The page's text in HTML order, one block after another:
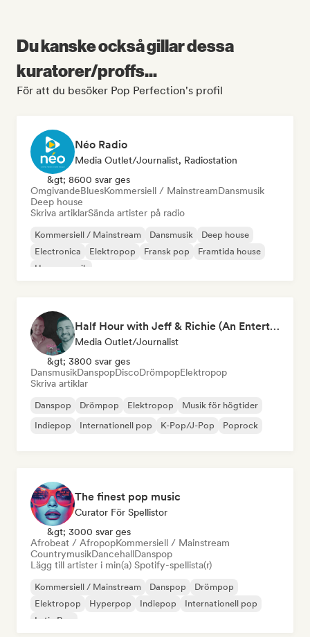
Du kanske också gillar dessa
kuratorer/proffs...
För att du besöker Pop Perfection's profil
Néo Radio
Media Outlet/Journalist, Radiostation
&gt; 8600 svar ges
OmgivandeBluesKommersiell / MainstreamDansmusik
Deep house
Skriva artiklarSända artister på radio
Kommersiell / Mainstream Dansmusik
Deep house
Electronica
Elektropop Fransk pop
Framtida house
House-musik
Half Hour with Jeff & Richie (An Entertainment Podcast)
Media Outlet/Journalist
&gt; 3800 svar ges
DansmusikDanspopDiscoDrömpopElektropop
Skriva artiklar
Danspop Drömpop Elektropop
Musik för högtider
Indiepop
Internationell pop K-Pop/J-Pop Poprock
The finest pop music
Curator För Spellistor
&gt; 3000 svar ges
Afrobeat / AfropopKommersiell / Mainstream
CountrymusikDancehallDanspop
Lägg till artister i min(a) Spotify-spellista(r)
Kommersiell / Mainstream Danspop
Drömpop
Elektropop
Hyperpop Indiepop
Internationell pop
Latin Pop